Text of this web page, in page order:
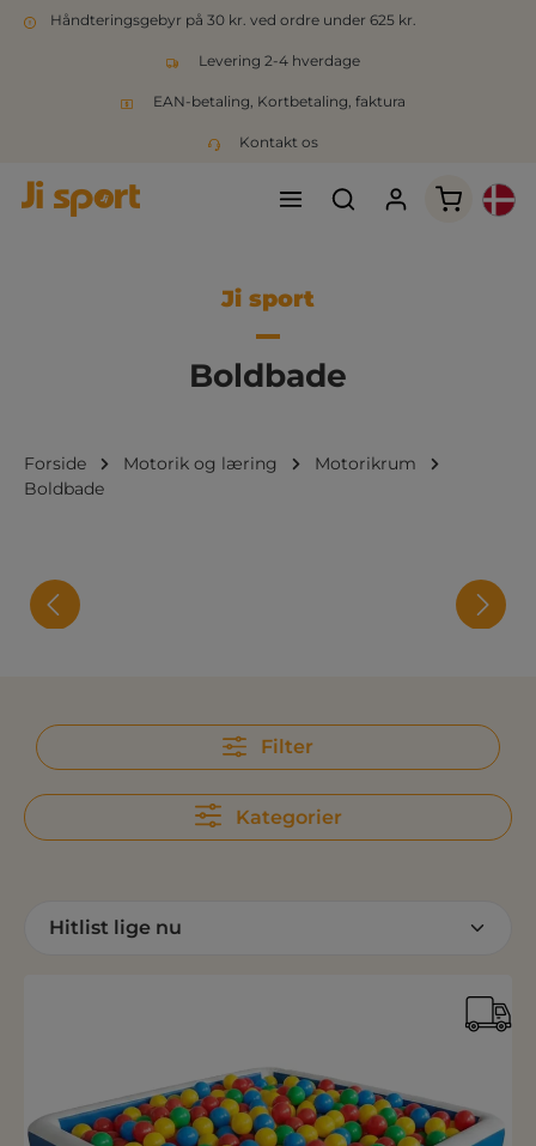
Håndteringsgebyr på 30 kr. ved ordre under 625 kr.
Levering 2-4 hverdage
EAN-betaling, Kortbetaling, faktura
Kontakt os
Ji sport
Boldbade
Forside Motorik og læring
Motorikrum
Boldbade
Filter
Kategorier